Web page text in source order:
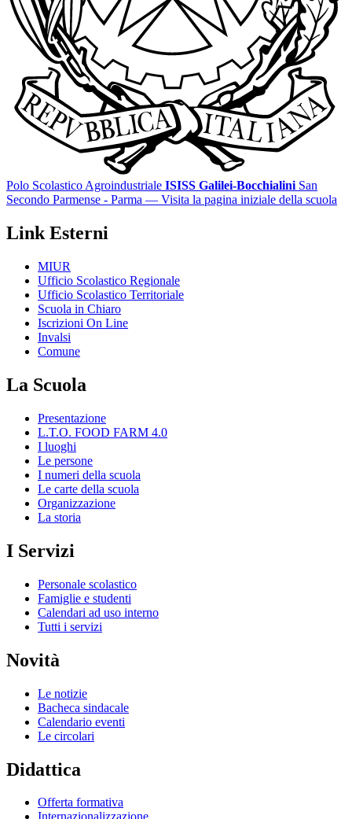
Polo Scolastico Agroindustriale ISISS Galilei-Bocchialini San
Secondo Parmense - Parma — Visita la pagina iniziale della scuola
Link Esterni
MIUR
Ufficio Scolastico Regionale
Ufficio Scolastico Territoriale
Scuola in Chiaro
Iscrizioni On Line
Invalsi
Comune
La Scuola
Presentazione
L.T.O. FOOD FARM 4.0
I luoghi
Le persone
I numeri della scuola
Le carte della scuola
Organizzazione
La storia
I Servizi
Personale scolastico
Famiglie e studenti
Calendari ad uso interno
Tutti i servizi
Novità
Le notizie
Bacheca sindacale
Calendario eventi
Le circolari
Didattica
Offerta formativa